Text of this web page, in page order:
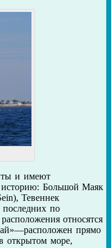
и имеют
Большой Маяк
Тевеннек
по
относятся
прямо
открытом море,